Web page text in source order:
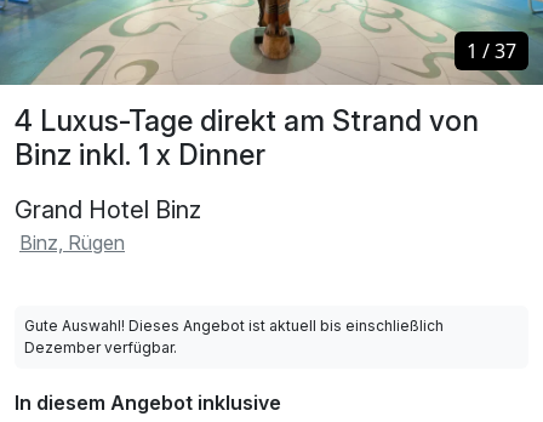
4 Luxus-Tage direkt am Strand von
Binz inkl. 1 x Dinner
Grand Hotel Binz
Binz, Rügen
1 /37
1 /37
Gute Auswahl! Dieses Angebot ist aktuell bis einschließlich
Dezember verfügbar.
In diesem Angebot inklusive